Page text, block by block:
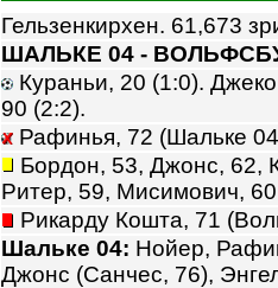
Гельзенкирхен. 61,673
ШАЛЬКЕ 04 -
Кураньи, 20 (1:0).
90 (2:2).
Рафинья, 72 (Шальке
Бордон, 53, Джонс, 62,
Ритер, 59, Мисимович,
Рикарду Кошта, 71
Шальке 04: Нойер,
Джонс (Санчес, 76),